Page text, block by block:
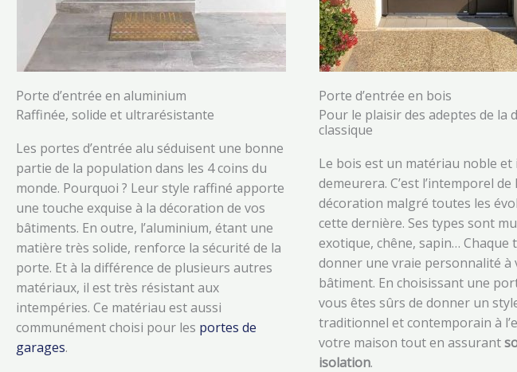
Porte d’entrée en aluminium
Raffinée, solide et ultrarésistante
Les portes d’entrée alu séduisent une bonne
partie de la population dans les 4 coins du
monde. Pourquoi ? Leur style raffiné apporte
une touche exquise à la décoration de vos
bâtiments. En outre, l’aluminium, étant une
matière très solide, renforce la sécurité de la
porte. Et à la différence de plusieurs autres
matériaux, il est très résistant aux
intempéries. Ce matériau est aussi
communément choisi pour les portes de
garages.
Porte d’entrée en bois
Pour le plaisir des adeptes de la
classique
Le bois est un matériau noble et
demeurera. C’est l’intemporel de
décoration malgré toutes les
cette dernière. Ses types sont
exotique, chêne, sapin… Chaque
donner une vraie personnalité à
bâtiment. En choisissant une
vous êtes sûrs de donner un
traditionnel et contemporain à
votre maison tout en assurant
isolation.